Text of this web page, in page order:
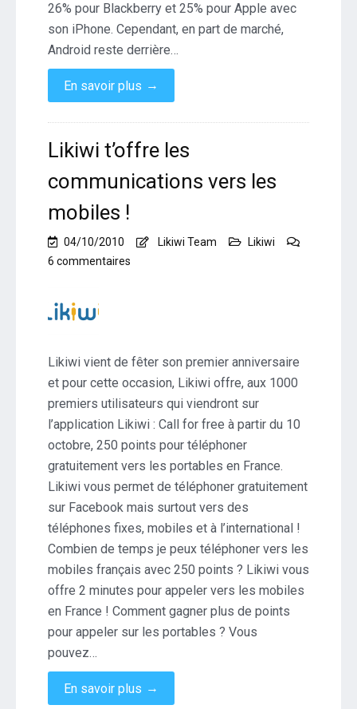
26% pour Blackberry et 25% pour Apple avec
son iPhone. Cependant, en part de marché,
Android reste derrière…
En savoir plus →
Likiwi t’offre les
communications vers les
mobiles !
04/10/2010 Likiwi Team
Likiwi
6 commentaires
les
mobiles
Likiwi vient de fêter son premier anniversaire
et pour cette occasion, Likiwi offre, aux 1000
premiers utilisateurs qui viendront sur
l’application Likiwi : Call for free à partir du 10
octobre, 250 points pour téléphoner
gratuitement vers les portables en France.
Likiwi vous permet de téléphoner gratuitement
sur Facebook mais surtout vers des
téléphones fixes, mobiles et à l’international !
Combien de temps je peux téléphoner vers les
mobiles français avec 250 points ? Likiwi vous
offre 2 minutes pour appeler vers les mobiles
en France ! Comment gagner plus de points
pour appeler sur les portables ? Vous
pouvez…
En savoir plus →